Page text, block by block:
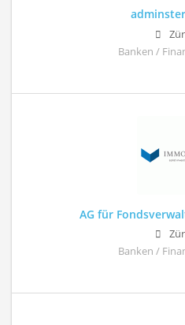
Banken /
AG für
Banken /